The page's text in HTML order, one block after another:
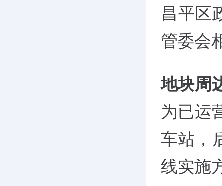
昌平区
管委会
地块周
为已运
车站，
线实施